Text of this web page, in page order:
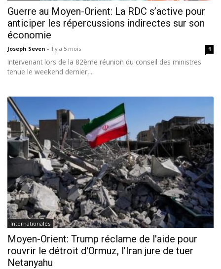
Guerre au Moyen-Orient: La RDC s’active pour
anticiper les répercussions indirectes sur son
économie
Joseph Seven - Il y a 5 mois 1
Intervenant lors de la 82ème réunion du conseil des ministres
tenue le weekend dernier,...
Internationales
Moyen-Orient: Trump réclame de l'aide pour
rouvrir le détroit d'Ormuz, l’Iran jure de tuer
Netanyahu